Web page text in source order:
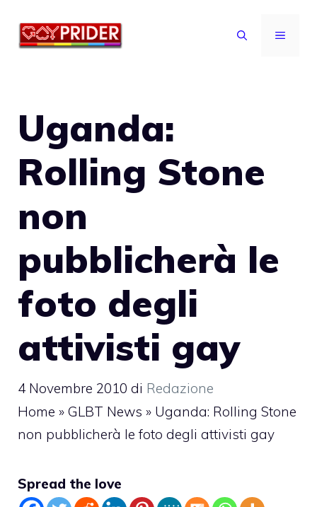
MENU
Uganda:
Rolling Stone
non
pubblicherà le
foto degli
attivisti gay
4 Novembre 2010 di Redazione
Home » GLBT News » Uganda: Rolling Stone
non pubblicherà le foto degli attivisti gay
Spread the love